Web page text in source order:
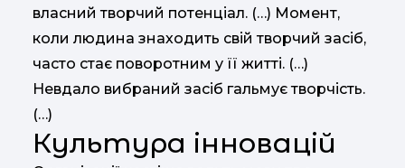
власний творчий потенціал. (…) Момент,
коли людина знаходить свій творчий засіб,
часто стає поворотним у її житті. (…)
Невдало вибраний засіб гальмує творчість.
(…)
Культура інновацій